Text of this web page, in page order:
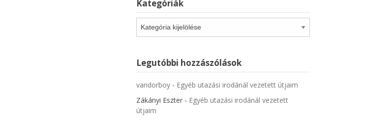
Kategóriák
Legutóbbi hozzászólások
vandorboy- Egyéb utazási irodánál vezetett útjaim
Zákányi Eszter- Egyéb utazási irodánál vezetett
útjaim